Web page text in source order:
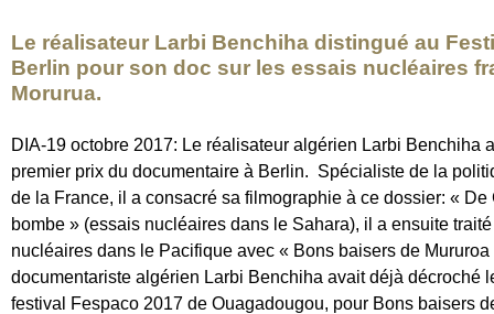
Le réalisateur Larbi Benchiha distingué au
Berlin pour son doc sur les essais nucléaires
Morurua.
DIA-19 octobre 2017: Le réalisateur algérien Larbi Benchiha
premier prix du documentaire à Berlin. Spécialiste de la
de la France, il a consacré sa filmographie à ce dossier: « De
bombe » (essais nucléaires dans le Sahara), il a ensuite
nucléaires dans le Pacifique avec « Bons baisers de Mururoa
documentariste algérien Larbi Benchiha avait déjà décroché
festival Fespaco 2017 de Ouagadougou, pour Bons baisers